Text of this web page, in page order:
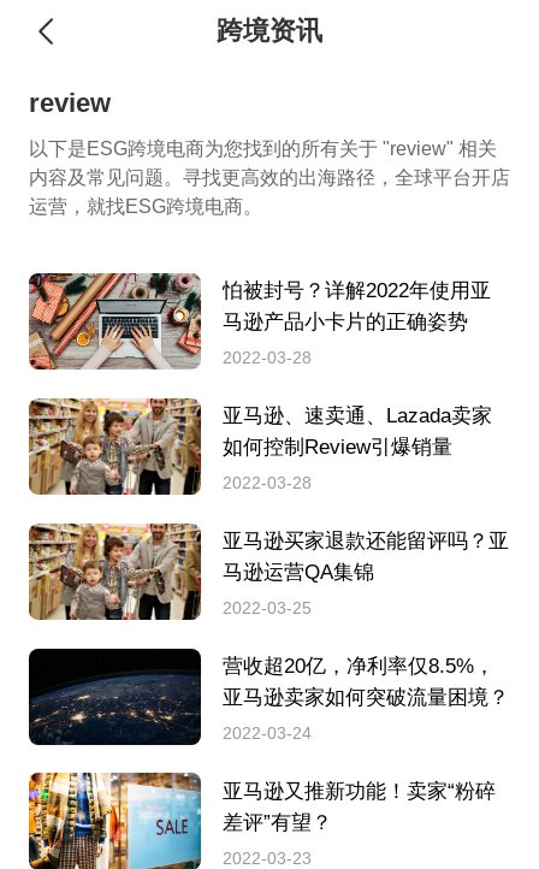
跨境资讯
review
以下是ESG跨境电商为您找到的所有关于 "review" 相关
内容及常见问题。寻找更高效的出海路径，全球平台开店
运营，就找ESG跨境电商。
怕被封号？详解2022年使用亚
马逊产品小卡片的正确姿势
2022-03-28
亚马逊、速卖通、Lazada卖家
如何控制Review引爆销量
2022-03-28
亚马逊买家退款还能留评吗？亚
马逊运营QA集锦
2022-03-25
营收超20亿，净利率仅8.5%，
亚马逊卖家如何突破流量困境？
2022-03-24
亚马逊又推新功能！卖家“粉碎
差评”有望？
2022-03-23